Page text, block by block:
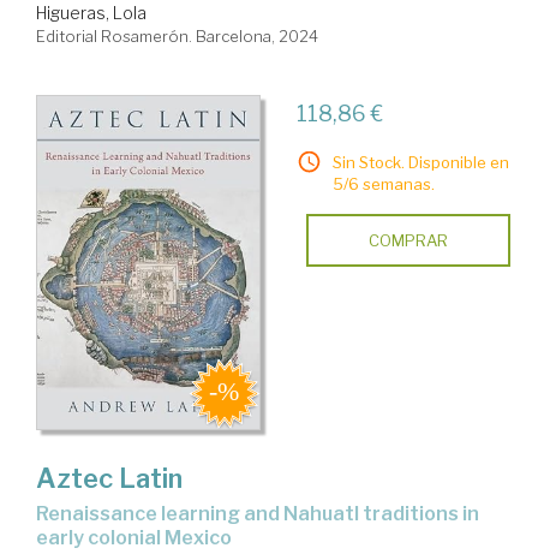
Higueras, Lola
Editorial Rosamerón. Barcelona, 2024
118,86 €
Sin Stock. Disponible en
5/6 semanas.
COMPRAR
Aztec Latin
Renaissance learning and Nahuatl traditions in
early colonial Mexico